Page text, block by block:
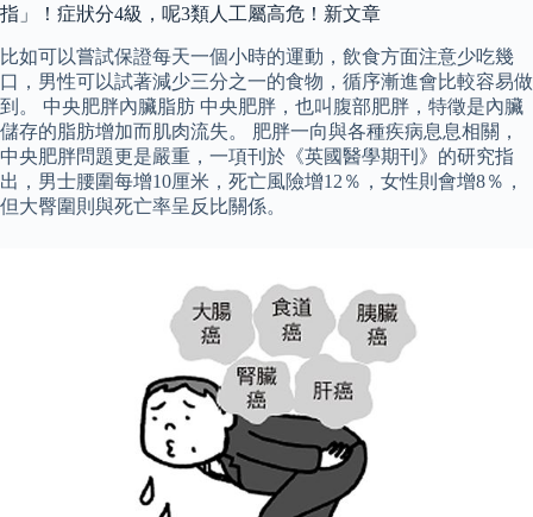
指」！症狀分4級，呢3類人工屬高危！新文章
比如可以嘗試保證每天一個小時的運動，飲食方面注意少吃幾
口，男性可以試著減少三分之一的食物，循序漸進會比較容易做
到。 中央肥胖內臟脂肪 中央肥胖，也叫腹部肥胖，特徵是內臟
儲存的脂肪增加而肌肉流失。 肥胖一向與各種疾病息息相關，
中央肥胖問題更是嚴重，一項刊於《英國醫學期刊》的研究指
出，男士腰圍每增10厘米，死亡風險增12％，女性則會增8％，
但大臀圍則與死亡率呈反比關係。